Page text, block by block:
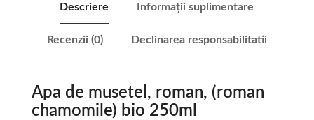
Descriere Informații suplimentare
Recenzii (0) Declinarea responsabilitatii
Apa de musetel, roman, (roman
chamomile) bio 250ml